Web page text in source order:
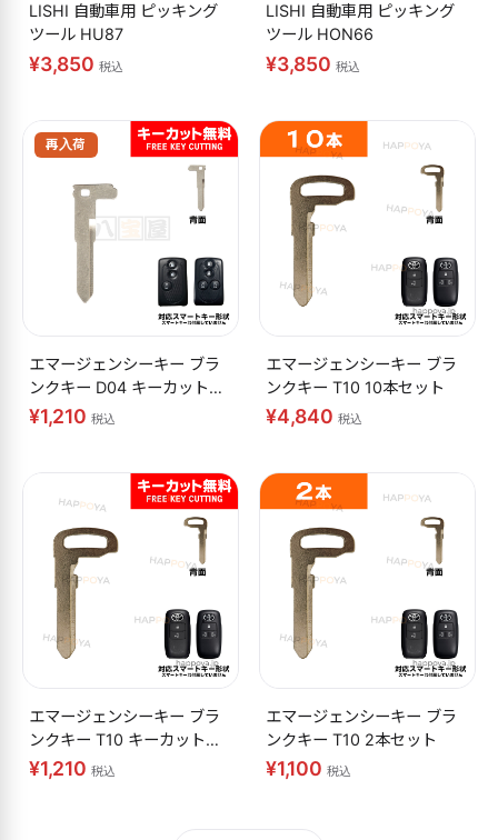
LISHI 自動車用 ピッキング
ツール HU87
¥3,850 税込
LISHI 自動車用 ピッキング
ツール HON66
¥3,850 税込
再入荷
エマージェンシーキー ブラ
ンクキー D04 キーカット無
料
¥1,210 税込
エマージェンシーキー ブラ
ンクキー T10 10本セット
¥4,840 税込
エマージェンシーキー ブラ
ンクキー T10 キーカット無
料
¥1,210 税込
エマージェンシーキー ブラ
ンクキー T10 2本セット
¥1,100 税込